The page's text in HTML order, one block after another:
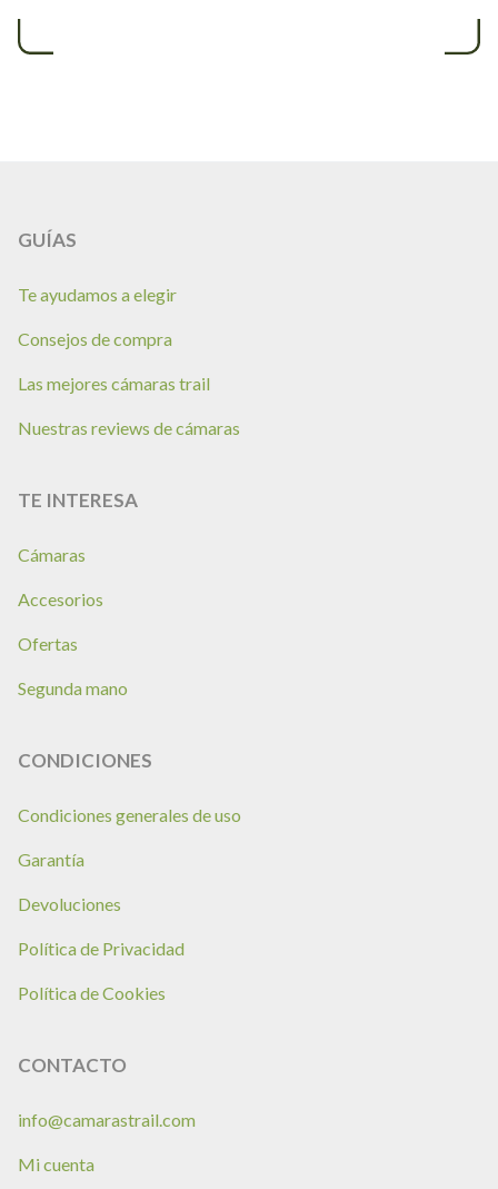
GUÍAS
Te ayudamos a elegir
Consejos de compra
Las mejores cámaras trail
Nuestras reviews de cámaras
TE INTERESA
Cámaras
Accesorios
Ofertas
Segunda mano
CONDICIONES
Condiciones generales de uso
Garantía
Devoluciones
Política de Privacidad
Política de Cookies
CONTACTO
info@camarastrail.com
Mi cuenta